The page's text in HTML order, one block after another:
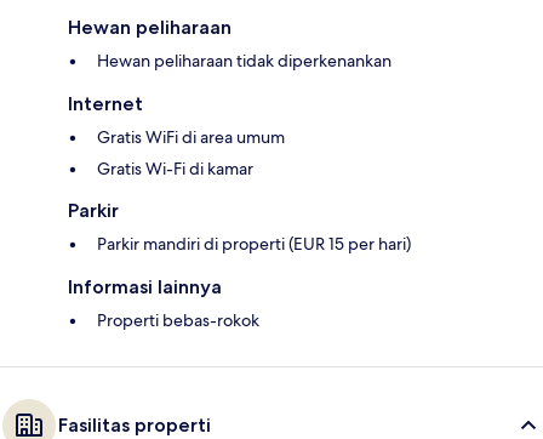
Hewan peliharaan
Hewan peliharaan tidak diperkenankan
Internet
Gratis WiFi di area umum
Gratis Wi-Fi di kamar
Parkir
Parkir mandiri di properti (EUR 15 per hari)
Informasi lainnya
Properti bebas-rokok
Fasilitas properti